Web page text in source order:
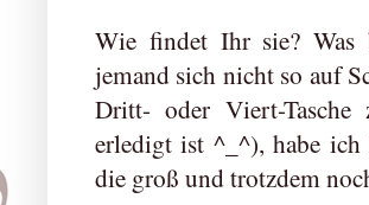
Wie findet Ihr sie? Was
jemand sich nicht so auf
Dritt- oder Viert-Tasche
erledigt ist ^_^), habe ich
die groß und trotzdem